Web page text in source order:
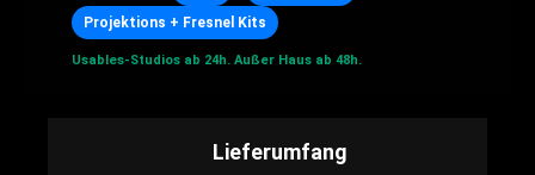
Projektions + Fresnel Kits
Usables-Studios ab 24h. Außer Haus ab 48h.
Lieferumfang